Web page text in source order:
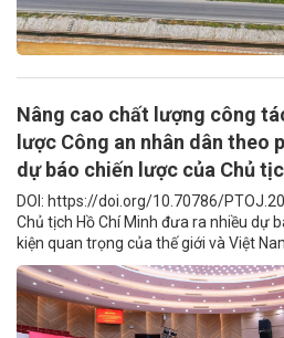
Nâng cao chất lượng công
lược Công an nhân dân theo
dự báo chiến lược của Chủ
DOI: https://doi.org/10.70786/
Chủ tịch Hồ Chí Minh đưa ra nhiều dự
kiện quan trọng của thế giới và Việt